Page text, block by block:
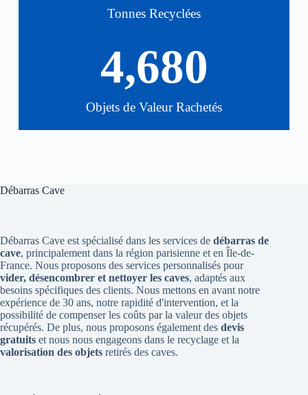
Tonnes Recyclées
Objets de Valeur Rachetés
4,680
Débarras Cave
Débarras Cave est spécialisé dans les services de débarras de
cave, principalement dans la région parisienne et en Île-de-
France. Nous proposons des services personnalisés pour
vider, désencombrer et nettoyer les caves, adaptés aux
besoins spécifiques des clients. Nous mettons en avant notre
expérience de 30 ans, notre rapidité d'intervention, et la
possibilité de compenser les coûts par la valeur des objets
récupérés. De plus, nous proposons également des devis
gratuits et nous nous engageons dans le recyclage et la
valorisation des objets retirés des caves.